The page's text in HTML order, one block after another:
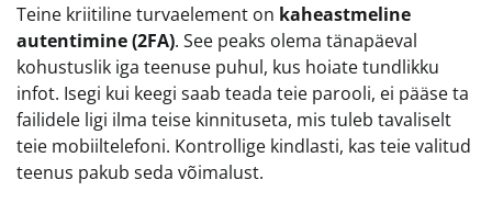
Teine kriitiline turvaelement on kaheastmeline
autentimine (2FA). See peaks olema tänapäeval
kohustuslik iga teenuse puhul, kus hoiate tundlikku
infot. Isegi kui keegi saab teada teie parooli, ei pääse ta
failidele ligi ilma teise kinnituseta, mis tuleb tavaliselt
teie mobiiltelefoni. Kontrollige kindlasti, kas teie valitud
teenus pakub seda võimalust.